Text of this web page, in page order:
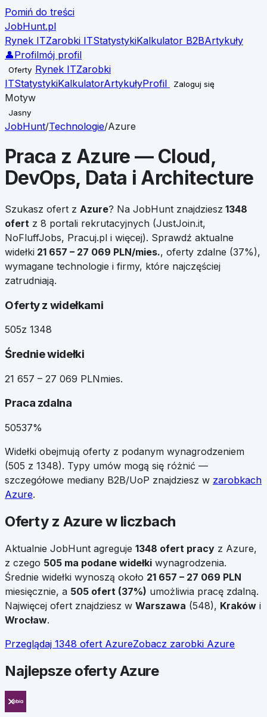
Pomiń do treści
JobHunt.pl
Rynek ITZarobki ITStatystykiKalkulator B2BArtykuły
👤Profilmój profil
Oferty Rynek ITZarobki
ITStatystykiKalkulatorArtykułyProfil Zaloguj się
Motyw
Jasny
JobHunt/Technologie/Azure
Praca z Azure — Cloud,
DevOps, Data i Architecture
Szukasz ofert z Azure? Na JobHunt znajdziesz 1348
ofert z 8 portali rekrutacyjnych (JustJoin.it,
NoFluffJobs, Pracuj.pl i więcej). Sprawdź aktualne
widełki 21 657 – 27 069 PLN/mies., oferty zdalne (37%),
wymagane technologie i firmy, które najczęściej
zatrudniają.
Oferty z widełkami
505z 1348
Średnie widełki
21 657 – 27 069 PLNmies.
Praca zdalna
50537%
Widełki obejmują oferty z podanym wynagrodzeniem
(505 z 1348). Typy umów mogą się różnić —
szczegółowe mediany B2B/UoP znajdziesz w zarobkach
Azure.
Oferty z Azure w liczbach
Aktualnie JobHunt agreguje 1348 ofert pracy z Azure,
z czego 505 ma podane widełki wynagrodzenia.
Średnie widełki wynoszą około 21 657 – 27 069 PLN
miesięcznie, a 505 ofert (37%) umożliwia pracę zdalną.
Najwięcej ofert znajdziesz w Warszawa (548), Kraków i
Wrocław.
Przeglądaj 1348 ofert AzureZobacz zarobki Azure
Najlepsze oferty Azure